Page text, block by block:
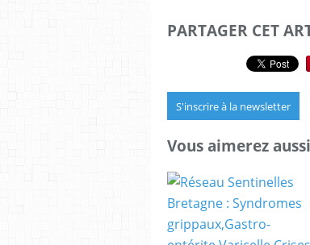
PARTAGER CET
S'inscrire à la newsletter
Vous aimerez